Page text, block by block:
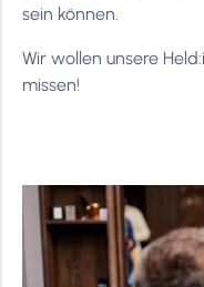
sein können.
Wir wollen unsere
missen!